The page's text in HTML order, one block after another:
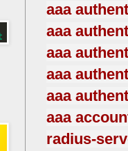
aaa
aaa
aaa
aaa
aaa
aaa
radius-